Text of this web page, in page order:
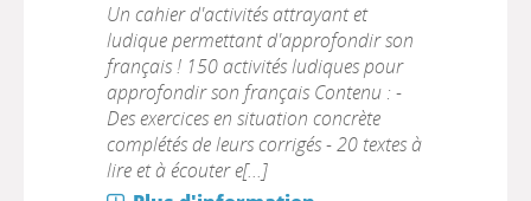
Un cahier d'activités attrayant et
ludique permettant d'approfondir son
français ! 150 activités ludiques pour
approfondir son français Contenu : -
Des exercices en situation concrète
complétés de leurs corrigés - 20 textes à
lire et à écouter e[...]